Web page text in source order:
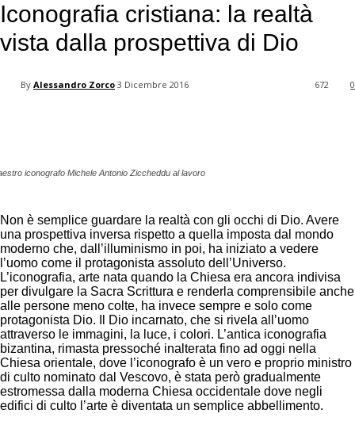
Recover your password
Iconografia cristiana: la realtà
vista dalla prospettiva di Dio
By Alessandro Zorco 3 Dicembre 2016 0
672
iconografo Michele Antonio Ziccheddu al lavoro
Non è semplice guardare la realtà con gli occhi di Dio. Avere
una prospettiva inversa rispetto a quella imposta dal mondo
moderno che, dall’illuminismo in poi, ha iniziato a vedere
l’uomo come il protagonista assoluto dell’Universo.
L’iconografia, arte nata quando la Chiesa era ancora indivisa
per divulgare la Sacra Scrittura e renderla comprensibile anche
alle persone meno colte, ha invece sempre e solo come
protagonista Dio. Il Dio incarnato, che si rivela all’uomo
attraverso le immagini, la luce, i colori. L’antica iconografia
bizantina, rimasta pressoché inalterata fino ad oggi nella
Chiesa orientale, dove l’iconografo è un vero e proprio ministro
di culto nominato dal Vescovo, è stata però gradualmente
estromessa dalla moderna Chiesa occidentale dove negli
edifici di culto l’arte è diventata un semplice abbellimento.